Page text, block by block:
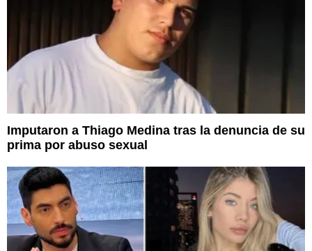
Imputaron a Thiago Medina tras la denuncia de su
prima por abuso sexual